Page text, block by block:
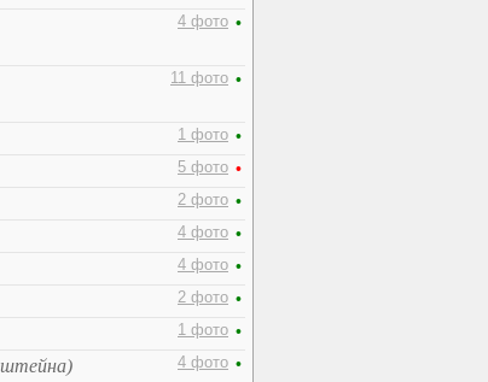
4 фото •
11 фото •
1 фото •
5 фото •
2 фото •
4 фото •
4 фото •
2 фото •
1 фото •
4 фото •